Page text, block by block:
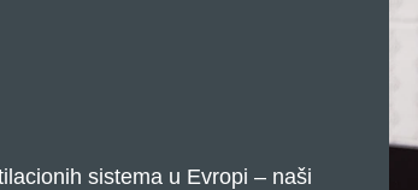
sistema u Evropi – naši